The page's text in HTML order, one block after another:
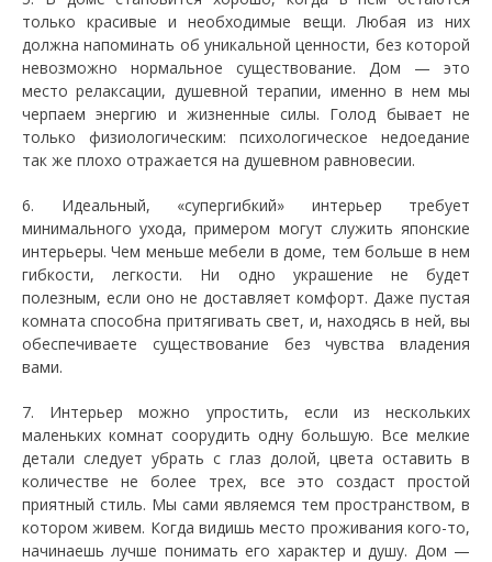
только красивые и необходимые вещи. Любая из них
должна напоминать об уникальной ценности, без которой
невозможно нормальное существование. Дом — это
место релаксации, душевной терапии, именно в нем мы
черпаем энергию и жизненные силы. Голод бывает не
только физиологическим: психологическое недоедание
так же плохо отражается на душевном равновесии.
6. Идеальный, «супергибкий» интерьер требует
минимального ухода, примером могут служить японские
интерьеры. Чем меньше мебели в доме, тем больше в нем
гибкости, легкости. Ни одно украшение не будет
полезным, если оно не доставляет комфорт. Даже пустая
комната способна притягивать свет, и, находясь в ней, вы
обеспечиваете существование без чувства владения
вами.
7. Интерьер можно упростить, если из нескольких
маленьких комнат соорудить одну большую. Все мелкие
детали следует убрать с глаз долой, цвета оставить в
количестве не более трех, все это создаст простой
приятный стиль. Мы сами являемся тем пространством, в
котором живем. Когда видишь место проживания кого-то,
начинаешь лучше понимать его характер и душу. Дом —